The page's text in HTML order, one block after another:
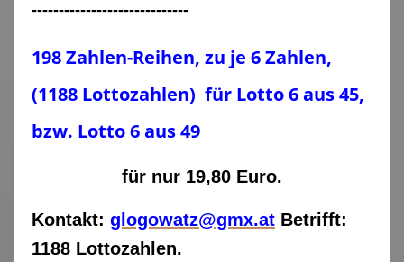
-----------------------------
198 Zahlen-Reihen, zu je 6 Zahlen,
(1188 Lottozahlen) für Lotto 6 aus 45,
bzw. Lotto 6 aus 49
für nur 19,80 Euro.
Kontakt: glogowatz@gmx.at Betrifft:
1188 Lottozahlen.